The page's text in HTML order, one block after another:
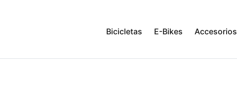
Bicicletas E-Bikes Accesorios